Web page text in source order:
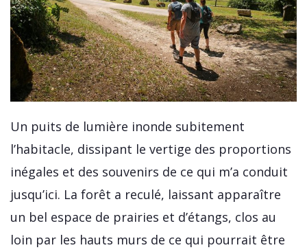
Un puits de lumière inonde subitement
l’habitacle, dissipant le vertige des proportions
inégales et des souvenirs de ce qui m’a conduit
jusqu’ici. La forêt a reculé, laissant apparaître
un bel espace de prairies et d’étangs, clos au
loin par les hauts murs de ce qui pourrait être